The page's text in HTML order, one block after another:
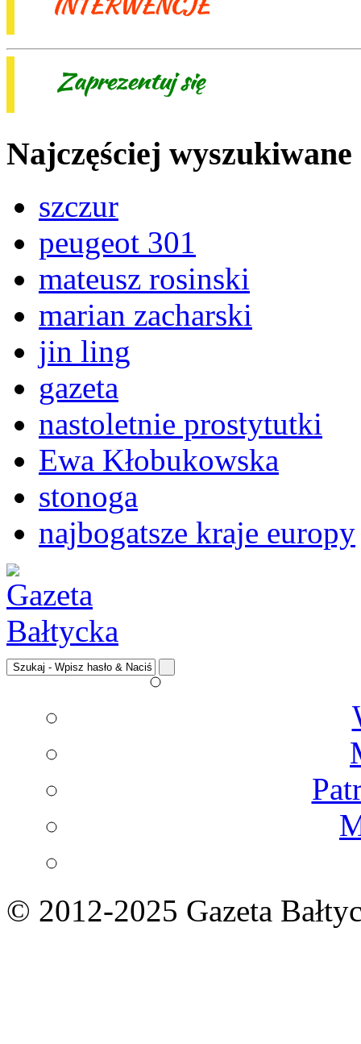
Najczęściej wyszukiwane
szczur
peugeot 301
mateusz rosinski
marian zacharski
jin ling
gazeta
nastoletnie prostytutki
Ewa Kłobukowska
stonoga
najbogatsze kraje europy
© 2012-2025 Gazeta